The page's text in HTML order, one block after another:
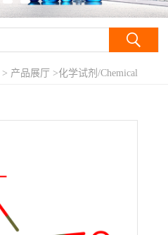
> 产品展厅 >化学试剂/Chemical